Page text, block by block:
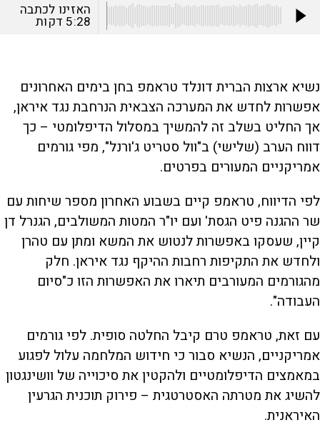
האזינו לכתבה
5:28 דקות
נשיא ארצות הברית דונלד טראמפ בחן בימים האחרונים
אפשרות לחדש את המערכה הצבאית הנרחבת נגד איראן,
אך החליט בשלב זה להמשיך במסלול הדיפלומטי – כך
דווח הערב (שלישי) ב"וול סטריט ג'ורנל", מפי גורמים
אמריקניים המעורים בפרטים.
לפי הדיווח, טראמפ קיים בשבוע האחרון מספר שיחות עם
שר ההגנה פיט הגסת' ועם יו"ר המטות המשולבים, הגנרל דן
קיין, שעסקו באפשרות לנטוש את המשא ומתן עם טהרן
ולחדש את התקיפות רחבות ההיקף נגד איראן. חלק
מהגורמים המעורבים תיארו את האפשרות הזו כ"סיום
העבודה".
עם זאת, טראמפ טרם קיבל החלטה סופית. לפי גורמים
אמריקניים, הנשיא סבור כי חידוש המלחמה עלול לפגוע
במאמצים הדיפלומטיים ולהקטין את סיכוייה של וושינגטון
להשיג את מטרתה האסטרטגית – פירוק תוכנית הגרעין
האיראנית.